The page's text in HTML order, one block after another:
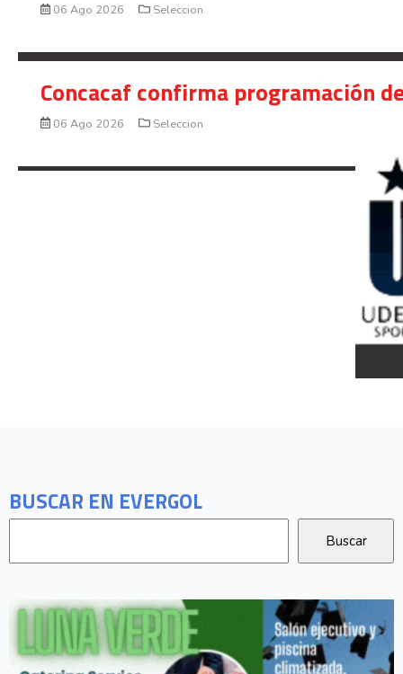
BUSCAR EN EVERGOL
06 Ago 2026 Seleccion
Concacaf confirma programación
06 Ago 2026 Seleccion